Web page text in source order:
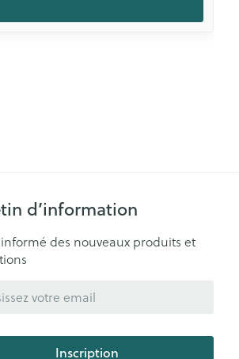
d’information
informé des nouveaux produits et
Inscription